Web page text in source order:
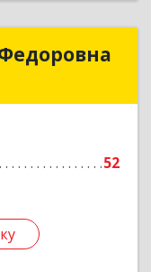
52
Подробнее